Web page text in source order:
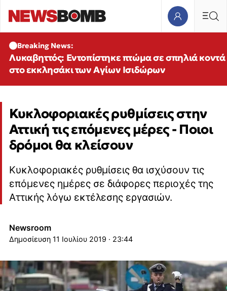
Breaking News:
Λυκαβηττός: Εντοπίστηκε πτώμα σε σπηλιά κοντά
στο εκκλησάκι των Αγίων Ισιδώρων
Κυκλοφοριακές ρυθμίσεις στην
Αττική τις επόμενες μέρες - Ποιοι
δρόμοι θα κλείσουν
Κυκλοφοριακές ρυθμίσεις θα ισχύσουν τις
επόμενες ημέρες σε διάφορες περιοχές της
Αττικής λόγω εκτέλεσης εργασιών.
Newsroom
11 Ιουλίου 2019 · 23:44